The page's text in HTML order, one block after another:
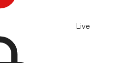
Live